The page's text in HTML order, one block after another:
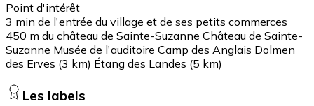
Point d'intérêt
3 min de l'entrée du village et de ses petits commerces
450 m du château de Sainte-Suzanne Château de Sainte-
Suzanne Musée de l'auditoire Camp des Anglais Dolmen
des Erves (3 km) Étang des Landes (5 km)
Les labels